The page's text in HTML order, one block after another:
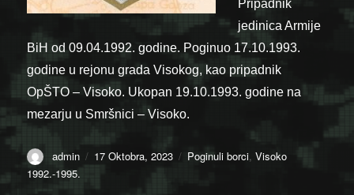
Pripadnik
jedinica Armije
BiH od 09.04.1992. godine. Poginuo 17.10.1993.
godine u rejonu grada Visokog, kao pripadnik
OpŠTO – Visoko. Ukopan 19.10.1993. godine na
mezarju u Smršnici – Visoko.
Author
admin
Posted
17 Oktobra, 2023 Categories
Poginuli borci,Visoko
1992.-1995.